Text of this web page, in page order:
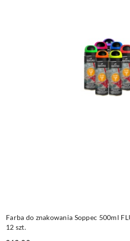
Farba do znakowania Soppec 500ml
12 szt.